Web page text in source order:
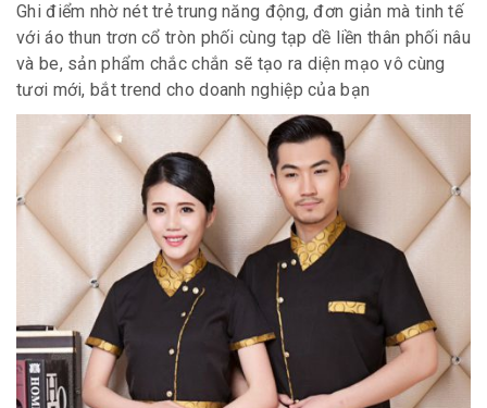
Ghi điểm nhờ nét trẻ trung năng động, đơn giản mà tinh tế
với áo thun trơn cổ tròn phối cùng tạp dề liền thân phối nâu
và be, sản phẩm chắc chắn sẽ tạo ra diện mạo vô cùng
tươi mới, bắt trend cho doanh nghiệp của bạn